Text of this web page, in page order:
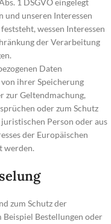
1 DSGVO eingelegt
und unseren Interessen
wessen Interessen
der Verarbeitung
Daten
ihrer Speicherung
zur Geltendmachung,
oder zum Schutz
Person oder aus
der Europäischen
werden.
zum Schutz der
Bestellungen oder